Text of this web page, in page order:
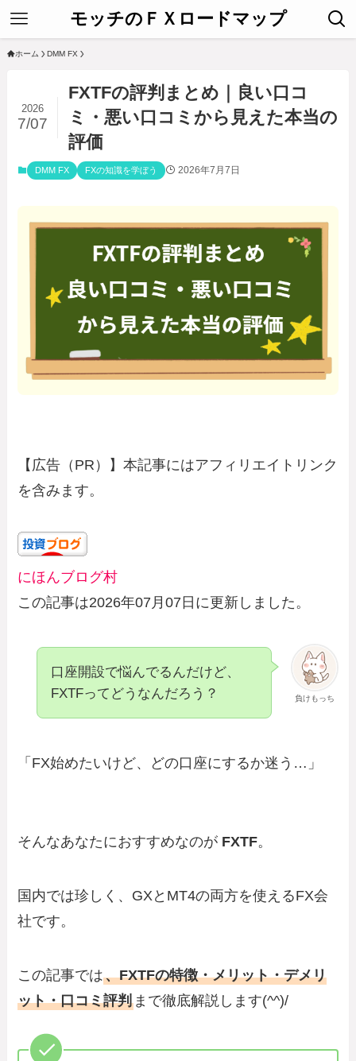
モッチのＦＸロードマップ
ホーム DMM FX
FXTFの評判まとめ｜良い口コ
ミ・悪い口コミから見えた本当の
評価
2026
7/07
DMM FX FXの知識を学ぼう 2026年7月7日
【広告（PR）】本記事にはアフィリエイトリンク
を含みます。
にほんブログ村
この記事は2026年07月07日に更新しました。
負けもっち
口座開設で悩んでるんだけど、
FXTFってどうなんだろう？
「FX始めたいけど、どの口座にするか迷う…」
そんなあなたにおすすめなのが FXTF。
国内では珍しく、GXとMT4の両方を使えるFX会
社です。
この記事では、FXTFの特徴・メリット・デメリ
ット・口コミ評判 まで徹底解説します(^^)/